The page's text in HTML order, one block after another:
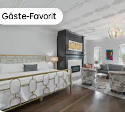
Bewertung: 4,94 von 5,
Gäste-Favorit
Gäste-Favorit